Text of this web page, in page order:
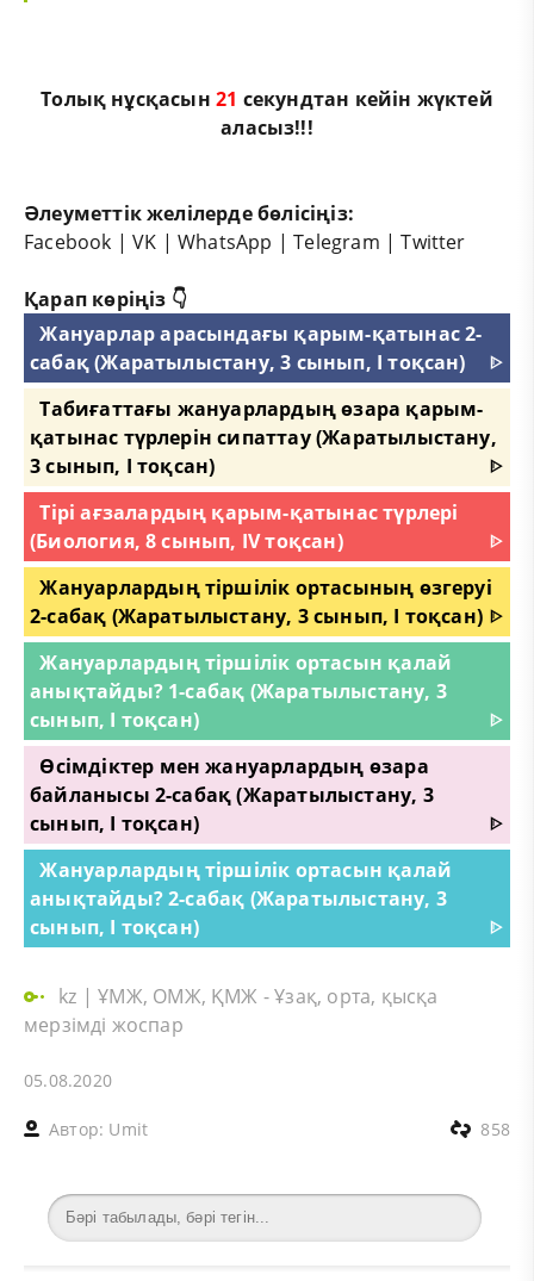
Толық нұсқасын21 секундтан кейін жүктей
аласыз!!!
Әлеуметтік желілерде бөлісіңіз:
Facebook |VK |WhatsApp |Telegram |Twitter
Қарап көріңіз 👇
Жануарлар арасындағы қарым-қатынас 2-
сабақ (Жаратылыстану, 3 сынып, I тоқсан)
ᐈ
Табиғаттағы жануарлардың өзара қарым-
қатынас түрлерін сипаттау (Жаратылыстану,
3 сынып, I тоқсан)
ᐈ
Тірі ағзалардың қарым-қатынас түрлері
(Биология, 8 сынып, IV тоқсан)
ᐈ
Жануарлардың тіршілік ортасының өзгеруі
2-сабақ (Жаратылыстану, 3 сынып, I тоқсан) ᐈ
Жануарлардың тіршілік ортасын қалай
анықтайды? 1-сабақ (Жаратылыстану, 3
сынып, I тоқсан)
ᐈ
Өсімдіктер мен жануарлардың өзара
байланысы 2-сабақ (Жаратылыстану, 3
сынып, I тоқсан)
ᐈ
Жануарлардың тіршілік ортасын қалай
анықтайды? 2-сабақ (Жаратылыстану, 3
сынып, I тоқсан)
ᐈ
kz |ҰМЖ, ОМЖ, ҚМЖ - Ұзақ, орта, қысқа
мерзімді жоспар
05.08.2020
Автор: Umit 858